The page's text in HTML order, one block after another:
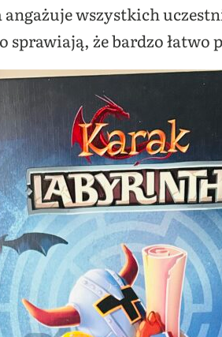
wszystkich
że bardzo łatwo